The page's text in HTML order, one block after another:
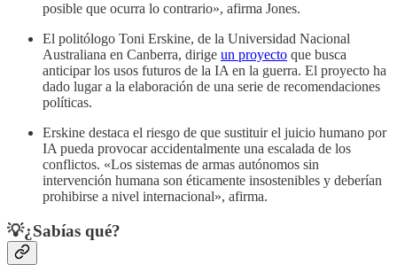
posible que ocurra lo contrario», afirma Jones.
El politólogo Toni Erskine, de la Universidad Nacional
Australiana en Canberra, dirige un proyecto que busca
anticipar los usos futuros de la IA en la guerra. El proyecto ha
dado lugar a la elaboración de una serie de recomendaciones
políticas.
Erskine destaca el riesgo de que sustituir el juicio humano por
IA pueda provocar accidentalmente una escalada de los
conflictos. «Los sistemas de armas autónomos sin
intervención humana son éticamente insostenibles y deberían
prohibirse a nivel internacional», afirma.
💡¿Sabías qué?